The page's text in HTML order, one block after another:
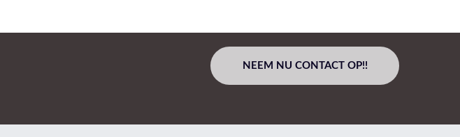
NEEM NU CONTACT OP!!